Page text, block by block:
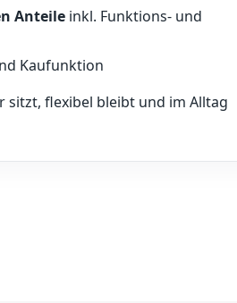
Anteileinkl. Funktions- und
Kaufunktion
sitzt, flexibel bleibt und im Alltag